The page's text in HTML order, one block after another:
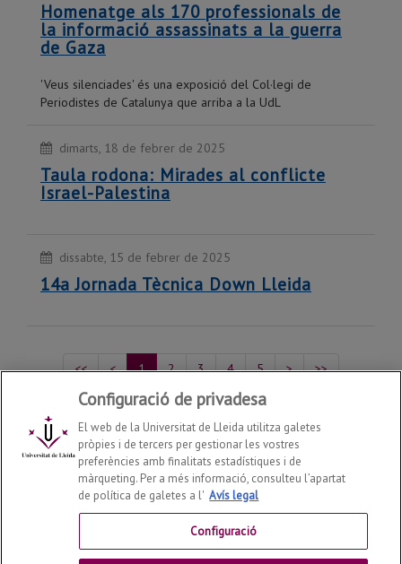
Homenatge als 170 professionals de
la informació assassinats a la guerra
de Gaza
'Veus silenciades' és una exposició del Col·legi de
Periodistes de Catalunya que arriba a la UdL
dimarts, 18 de febrer de 2025
Taula rodona: Mirades al conflicte
Israel-Palestina
dissabte, 15 de febrer de 2025
14a Jornada Tècnica Down Lleida
<< < 1 2 3 4 5 > >>
Agenda 2030 / Objectius de Desenvolupament
Sostenible2026© | mediambient@udl.cat
Configuració de privadesa
El web de la Universitat de Lleida utilitza galetes
pròpies i de tercers per gestionar les vostres
preferències amb finalitats estadístiques i de
màrqueting. Per a més informació, consulteu l’apartat
de política de galetes a l' Avís legal
Configuració